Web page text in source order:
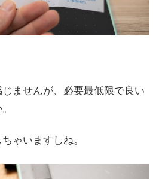
ませんが、必要最低限で良い
ゃいますしね。